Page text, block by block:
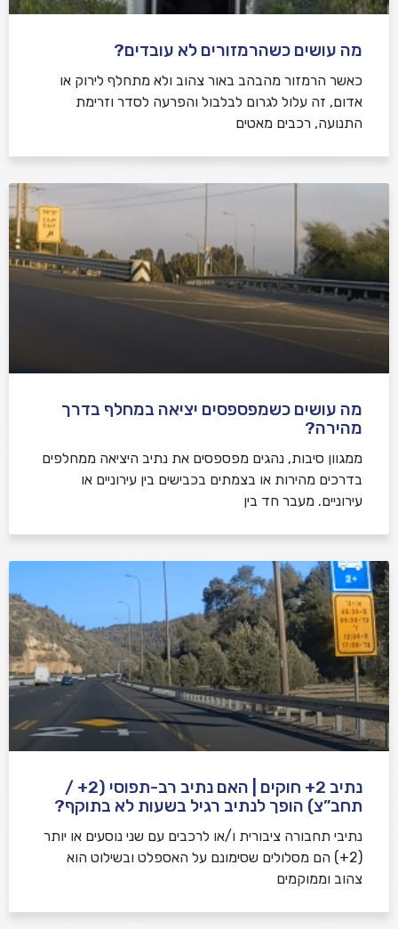
מה עושים כשהרמזורים לא עובדים?
כאשר הרמזור מהבהב באור צהוב ולא מתחלף לירוק או
אדום, זה עלול לגרום לבלבול והפרעה לסדר וזרימת
התנועה, רכבים מאטים
מה עושים כשמפספסים יציאה במחלף בדרך
מהירה?
ממגוון סיבות, נהגים מפספסים את נתיב היציאה ממחלפים
בדרכים מהירות או בצמתים בכבישים בין עירוניים או
עירוניים. מעבר חד בין
נתיב 2+ חוקים | האם נתיב רב-תפוסי (2+ /
תחב”צ) הופך לנתיב רגיל בשעות לא בתוקף?
נתיבי תחבורה ציבורית ו/או לרכבים עם שני נוסעים או יותר
(2+) הם מסלולים שסימונם על האספלט ובשילוט הוא
צהוב וממוקמים